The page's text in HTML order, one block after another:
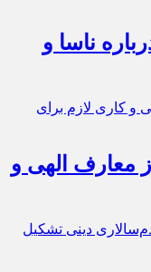
ناسا و
معارف الهی و